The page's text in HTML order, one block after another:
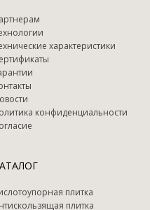
характеристики
конфиденциальности
плитка
плитка